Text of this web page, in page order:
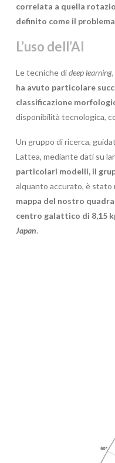
correlata a quella
definito come il
L’uso dell’AI
Le tecniche dideep learning
ha avuto particolare
classificazione
disponibilità tecnologica,
Un gruppo di ricerca,
Lattea, mediante dati su
particolari modelli, il
alquanto accurato, è stato
mappa del nostro
centro galattico di 8,15
Japan.